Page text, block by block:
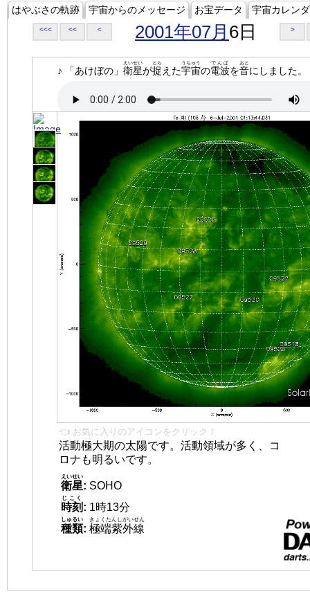
はやぶさの軌跡 宇宙からのメッセージ お宝データ 宇宙カレン
<<< << < 2001年07月 6日 >
♪ 「あけぼの」 衛星
えいせい
が捉
とら
えた宇宙
うちゅう
の電波
でんぱ
を音
おと
にしました。
👈 お気に入りのアイコンをクリック！
活動極大期の太陽です。活動領域が多く、コ
ロナも明るいです。
衛星
えいせい
: SOHO
時刻
じこく
: 1時13分
種類
しゅるい
: 極端紫外線
きょくたんしがいせん